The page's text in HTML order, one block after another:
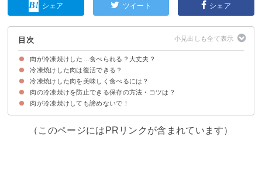
シェア ツイート シェア
目次
肉が冷凍焼けした…食べられる？大丈夫？
冷凍焼けした際の原因
冷凍焼けした肉は食べられるが劣化している
冷凍焼けした肉は復活できる？
冷凍焼けした肉が完全に元に戻ることはない
塩水に浸けて解凍することで若干復活する
冷凍焼けした肉を美味しく食べるには？
①酢で臭み消しをする
②煮込み料理に使う
肉の冷凍焼けを防止できる保存の方法・コツは？
①砂糖水に浸ける
②空気に触れさせない
③急速冷凍する
④冷凍庫内の温度上昇を防ぐ
肉が冷凍焼けしても諦めないで！
（このページにはPRリンクが含まれています）